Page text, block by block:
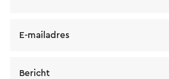
E-mailadres
Bericht